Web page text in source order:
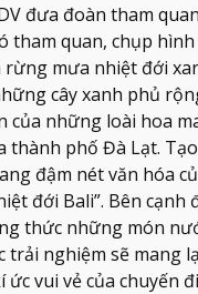
đưa đoàn tham quan
tham quan, chụp
rừng mưa nhiệt đới
cây xanh phủ
của những loài hoa
thành phố Đà Lạt.
đậm nét văn hóa
đới Bali”. Bên cạnh
thức những món
trải nghiệm sẽ mang
vui vẻ của chuyến